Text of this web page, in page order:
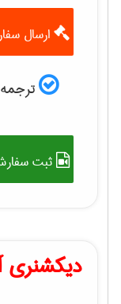
ارسال
ثبت
دیکشنری